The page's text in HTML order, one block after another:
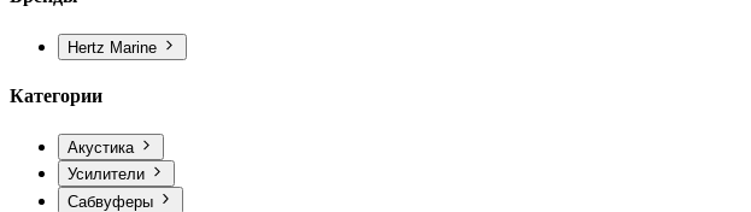
Hertz Marine
Категории
Акустика
Усилители
Сабвуферы